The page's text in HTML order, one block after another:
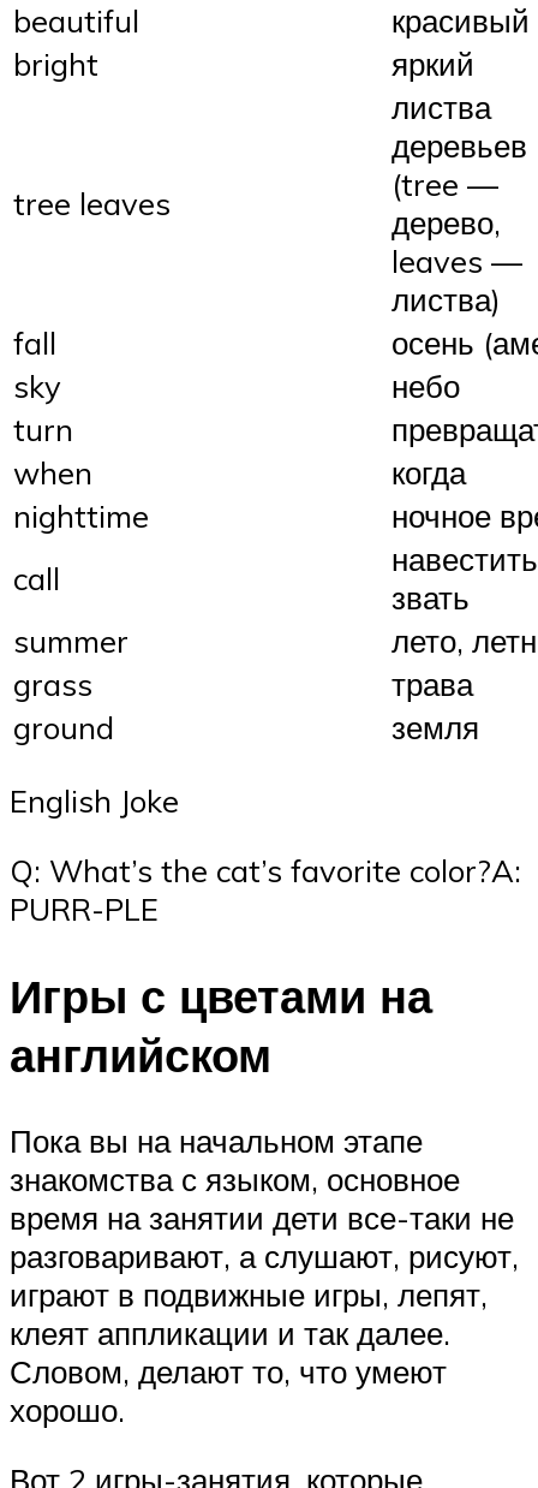
beautiful
красивый
bright
яркий
tree leaves
листва
деревьев
(tree —
дерево,
leaves —
листва)
fall
осень
sky
небо
turn
when
когда
nighttime
ночное
call
звать
summer
лето,
grass
трава
ground
земля
English Joke
Q: What’s the cat’s favorite color?A:
PURR-PLE
Игры с цветами на
английском
Пока вы на начальном этапе
знакомства с языком, основное
время на занятии дети все-таки не
разговаривают, а слушают, рисуют,
играют в подвижные игры, лепят,
клеят аппликации и так далее.
Словом, делают то, что умеют
хорошо.
Вот 2 игры-занятия, которые